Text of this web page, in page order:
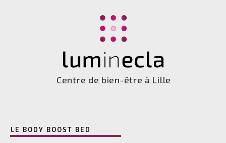
Centre de bien-être à Lille
LE BODY BOOST BED